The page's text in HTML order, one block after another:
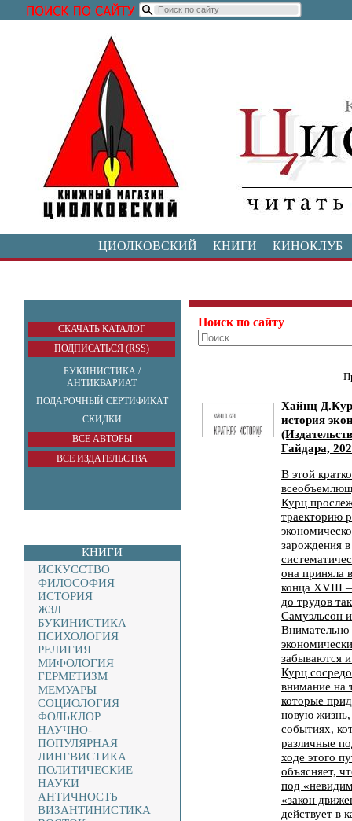
ЦИОЛКОВСКИЙ КНИГИ КИНОКЛУБ
СКАЧАТЬ КАТАЛОГ
ПОДПИСАТЬСЯ (RSS)
БУКИНИСТИКА /
АНТИКВАРИАТ
ПОДАРОЧНЫЙ СЕРТИФИКАТ
СКИДКИ
ВСЕ АВТОРЫ
ВСЕ ИЗДАТЕЛЬСТВА
КНИГИ
ИСКУССТВО
ФИЛОСОФИЯ
ИСТОРИЯ
ЖЗЛ
БУКИНИСТИКА
ПСИХОЛОГИЯ
РЕЛИГИЯ
МИФОЛОГИЯ
ГЕРМЕТИЗМ
МЕМУАРЫ
СОЦИОЛОГИЯ
ФОЛЬКЛОР
НАУЧНО-
ПОПУЛЯРНАЯ
ЛИНГВИСТИКА
ПОЛИТИЧЕСКИЕ
НАУКИ
АНТИЧНОСТЬ
ВИЗАНТИНИСТИКА
Поиск по сайту
Хайнц
история
Гайдара,
В этой
Курц
траекторию
зарождения
она приняла
конца XVIII
до трудов
Самуэльсон
Внимательно
забываются
Курц
внимание на
которые
новую
событиях,
различные
ходе этого
объясняет,
под
«закон
действует в